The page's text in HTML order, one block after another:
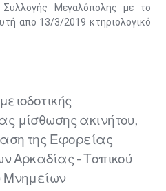
Συλλογής Μεγαλόπολης με το
απο 13/3/2019 κτηριολογικό
μίσθωσης ακινήτου,
της Εφορείας
Αρκαδίας - Τοπικού
Μνημείων